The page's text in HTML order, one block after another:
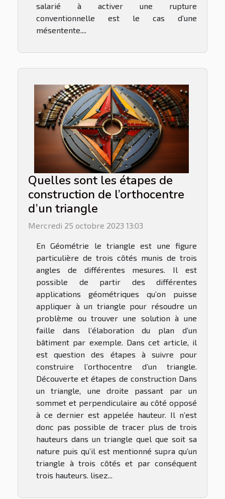
salarié à activer une rupture
conventionnelle est le cas d’une
mésentente....
Quelles sont les étapes de
construction de l’orthocentre
d’un triangle
Mercredi 25 octobre 2023 13:03
En Géométrie le triangle est une figure
particulière de trois côtés munis de trois
angles de différentes mesures. Il est
possible de partir des différentes
applications géométriques qu’on puisse
appliquer à un triangle pour résoudre un
problème ou trouver une solution à une
faille dans l’élaboration du plan d’un
bâtiment par exemple. Dans cet article, il
est question des étapes à suivre pour
construire l’orthocentre d’un triangle.
Découverte et étapes de construction Dans
un triangle, une droite passant par un
sommet et perpendiculaire au côté opposé
à ce dernier est appelée hauteur. Il n’est
donc pas possible de tracer plus de trois
hauteurs dans un triangle quel que soit sa
nature puis qu’il est mentionné supra qu’un
triangle à trois côtés et par conséquent
trois hauteurs. lisez...